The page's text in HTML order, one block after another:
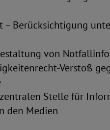
– Berücksichtigung
von
Verstoß
Stelle für
den Medien